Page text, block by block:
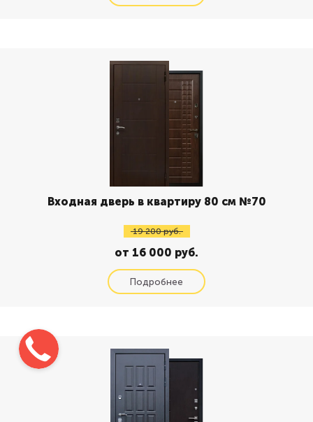
Входная дверь в квартиру 80 см №70
19 200 руб.
от 16 000 руб.